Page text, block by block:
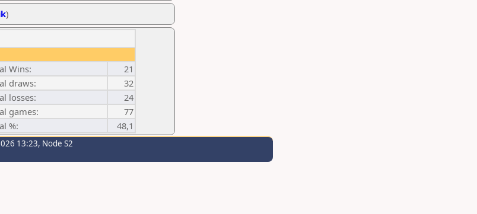
)
Wins:
21
draws:
32
losses:
24
games:
77
%: 48,1
13:23, Node S2